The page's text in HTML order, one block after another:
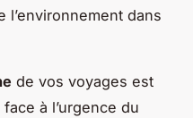
dans
de vos voyages est
à l’urgence du